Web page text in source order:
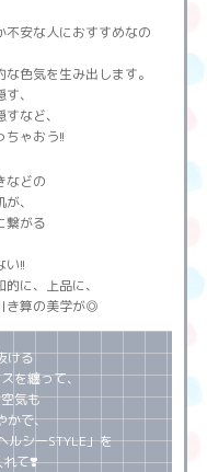
不安な人におすすめなの
色気を生み出します。
、
など、
ちゃおう!!
などの
、
繋がる
い!!
に、上品に、
き算の美学が◎
ける
を纏って、
気も
かで、
ルシーSTYLE」を
れて❣️